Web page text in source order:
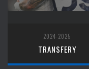
2024-2025
TRANSFERY